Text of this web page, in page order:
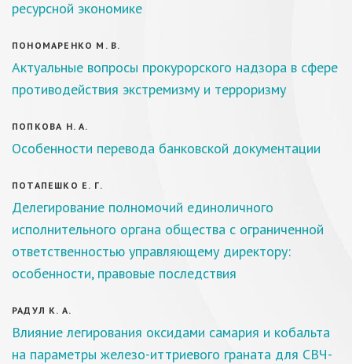
ресурсной экономике
ПОНОМАРЕНКО М. В.
Актуальные вопросы прокурорского надзора в сфере
противодействия экстремизму и терроризму
ПОПКОВА Н. А.
Особенности перевода банковской документации
ПОТАПЕШКО Е. Г.
Делегирование полномочий единоличного
исполнительного органа общества с ограниченной
ответственностью управляющему директору:
особенности, правовые последствия
РАДУЛ К. А.
Влияние легирования оксидами самария и кобальта
на параметры железо-иттриевого граната для СВЧ-